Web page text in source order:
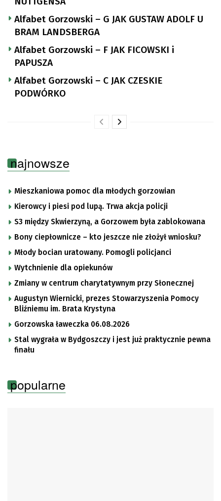
Alfabet Gorzowski – G JAK GUSTAW ADOLF U
BRAM LANDSBERGA
Alfabet Gorzowski – F JAK FICOWSKI i
PAPUSZA
Alfabet Gorzowski – C JAK CZESKIE
PODWÓRKO
najnowsze
Mieszkaniowa pomoc dla młodych gorzowian
Kierowcy i piesi pod lupą. Trwa akcja policji
S3 między Skwierzyną, a Gorzowem była zablokowana
Bony ciepłownicze – kto jeszcze nie złożył wniosku?
Młody bocian uratowany. Pomogli policjanci
Wytchnienie dla opiekunów
Zmiany w centrum charytatywnym przy Słonecznej
Augustyn Wiernicki, prezes Stowarzyszenia Pomocy
Bliźniemu im. Brata Krystyna
Gorzowska ławeczka 06.08.2026
Stal wygrała w Bydgoszczy i jest już praktycznie pewna
finału
popularne